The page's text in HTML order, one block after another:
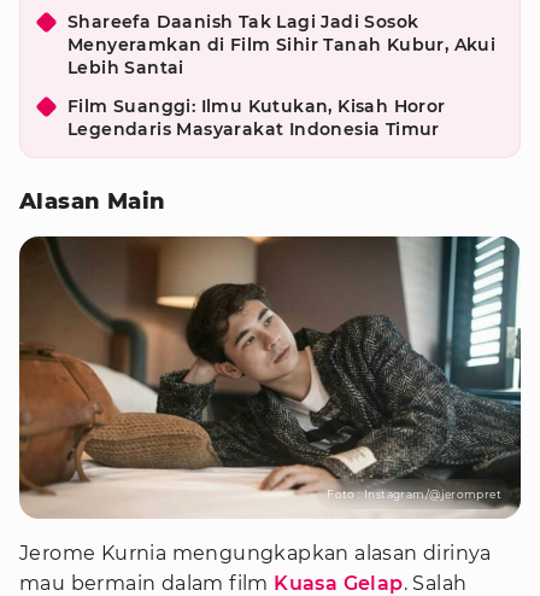
Shareefa Daanish Tak Lagi Jadi Sosok
Menyeramkan di Film Sihir Tanah Kubur, Akui
Lebih Santai
Film Suanggi: Ilmu Kutukan, Kisah Horor
Legendaris Masyarakat Indonesia Timur
Alasan Main
Foto : Instagram/@jerompret
Jerome Kurnia mengungkapkan alasan dirinya
mau bermain dalam film Kuasa Gelap. Salah